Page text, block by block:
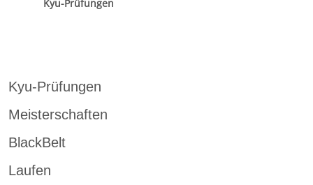
Kyu-Prüfungen
Kyu-Prüfungen
Meisterschaften
BlackBelt
Laufen